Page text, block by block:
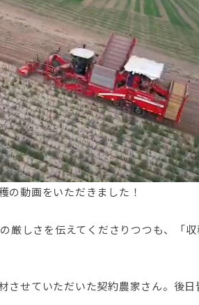
の動画をいただきました！
厳しさを伝えてくださりつつも、「
させていただいた契約農家さん。後日